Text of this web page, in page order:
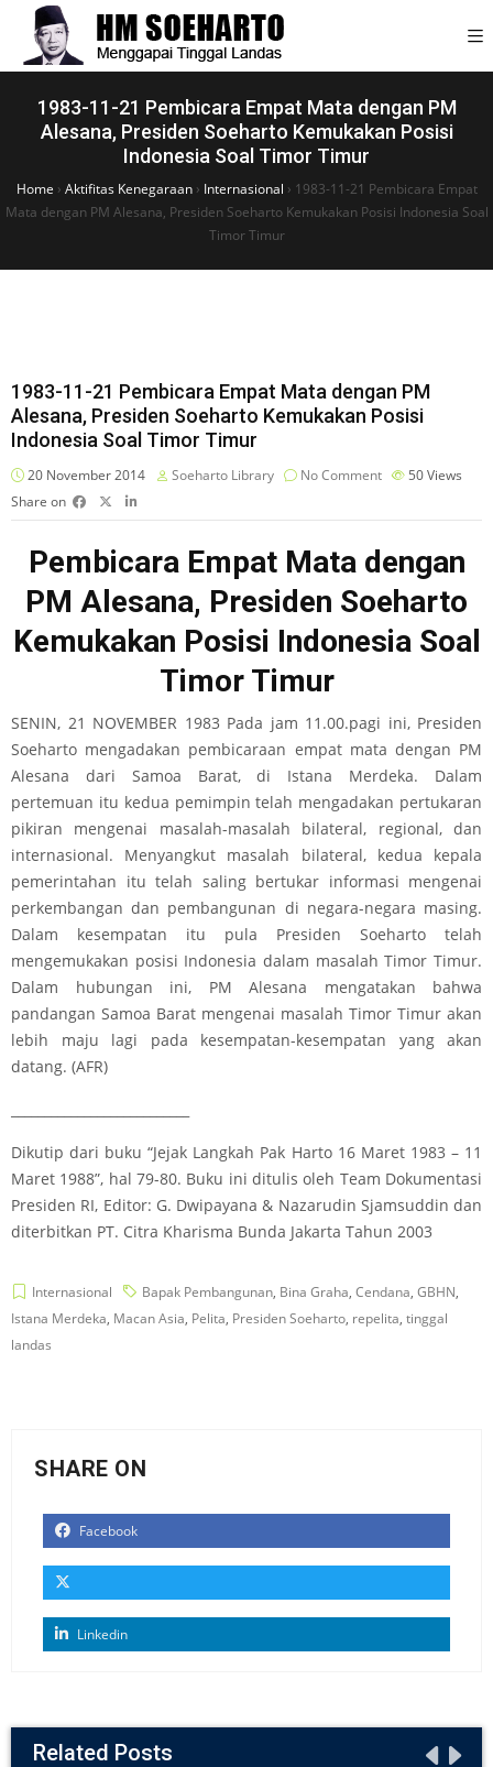
1983-11-21 Pembicara Empat Mata dengan PM
Alesana, Presiden Soeharto Kemukakan Posisi
Indonesia Soal Timor Timur
Home › Aktifitas Kenegaraan› Internasional › 1983-11-21 Pembicara Empat
Mata dengan PM Alesana, Presiden Soeharto Kemukakan Posisi Indonesia Soal
Timor Timur
1983-11-21 Pembicara Empat Mata dengan PM
Alesana, Presiden Soeharto Kemukakan Posisi
Indonesia Soal Timor Timur
20 November 2014 Soeharto Library No Comment 50Views
Share on
Pembicara Empat Mata dengan
PM Alesana, Presiden Soeharto
Kemukakan Posisi Indonesia Soal
Timor Timur
SENIN, 21 NOVEMBER 1983 Pada jam 11.00.pagi ini, Presiden
Soeharto mengadakan pembicaraan empat mata dengan PM
Alesana dari Samoa Barat, di Istana Merdeka. Dalam
pertemuan itu kedua pemimpin telah mengadakan pertukaran
pikiran mengenai masalah-masalah bilateral, regional, dan
internasional. Menyangkut masalah bilateral, kedua kepala
pemerintahan itu telah saling bertukar informasi mengenai
perkembangan dan pembangunan di negara-negara masing.
Dalam kesempatan itu pula Presiden Soeharto telah
mengemukakan posisi Indonesia dalam masalah Timor Timur.
Dalam hubungan ini, PM Alesana mengatakan bahwa
pandangan Samoa Barat mengenai masalah Timor Timur akan
lebih maju lagi pada kesempatan-kesempatan yang akan
datang. (AFR)
Dikutip dari buku “Jejak Langkah Pak Harto 16 Maret 1983 – 11
Maret 1988”, hal 79-80. Buku ini ditulis oleh Team Dokumentasi
Presiden RI, Editor: G. Dwipayana & Nazarudin Sjamsuddin dan
diterbitkan PT. Citra Kharisma Bunda Jakarta Tahun 2003
Internasional Bapak Pembangunan, Bina Graha, Cendana, GBHN,
Istana Merdeka, Macan Asia, Pelita, Presiden Soeharto, repelita, tinggal
landas
SHARE ON
Facebook
Linkedin
Related Posts